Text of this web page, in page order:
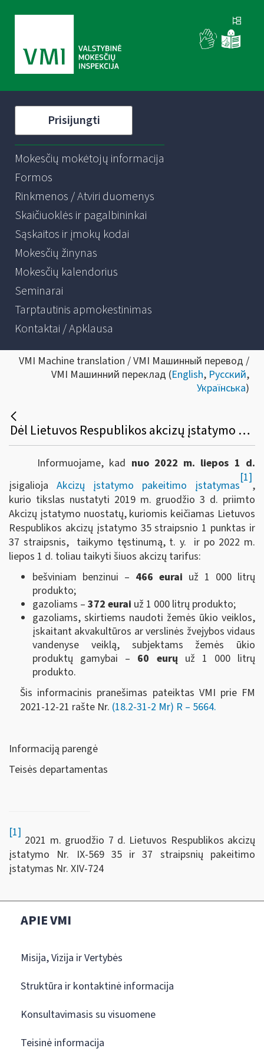
Prisijungti
Mokesčių mokėtojų informacija
Formos
Rinkmenos / Atviri duomenys
Skaičiuoklės ir pagalbininkai
Sąskaitos ir įmokų kodai
Mokesčių žinynas
Mokesčių kalendorius
Seminarai
Tarptautinis apmokestinimas
Kontaktai / Apklausa
VMI Machine translation / VMI Машинный перевод /
VMI Машинний переклад (English, Русский,
Українська)
Dėl Lietuvos Respublikos akcizų įstatymo pakeitimo nuo 2022 m. liepos 1 d.
Informuojame, kad nuo 2022 m. liepos 1 d.
įsigalioja Akcizų įstatymo pakeitimo įstatymas
[1]
,
kurio tikslas nustatyti 2019 m. gruodžio 3 d. priimto
Akcizų įstatymo nuostatų, kuriomis keičiamas Lietuvos
Respublikos akcizų įstatymo 35 straipsnio 1 punktas ir
37 straipsnis, taikymo tęstinumą, t. y. ir po 2022 m.
liepos 1 d. toliau taikyti šiuos akcizų tarifus:
bešviniam benzinui – 466 eurai už 1 000 litrų
produkto;
gazoliams – 372 eurai už 1 000 litrų produkto;
gazoliams, skirtiems naudoti žemės ūkio veiklos,
įskaitant akvakultūros ar verslinės žvejybos vidaus
vandenyse veiklą, subjektams žemės ūkio
produktų gamybai – 60 eurų už 1 000 litrų
produkto.
Šis informacinis pranešimas pateiktas VMI prie FM
2021-12-21 rašte Nr. (18.2-31-2 Mr) R – 5664.
Informaciją parengė
Teisės departamentas
[1]
2021 m. gruodžio 7 d. Lietuvos Respublikos akcizų
įstatymo Nr. IX-569 35 ir 37 straipsnių pakeitimo
įstatymas Nr. XIV‑724
APIE VMI
Misija, Vizija ir Vertybės
Struktūra ir kontaktinė informacija
Konsultavimasis su visuomene
Teisinė informacija